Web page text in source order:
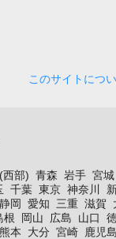
このサイトにつ
西部) 青森 岩手 宮城
千葉 東京 神奈川
静岡 愛知 三重 滋賀
根 岡山 広島 山口
熊本 大分 宮崎 鹿児島